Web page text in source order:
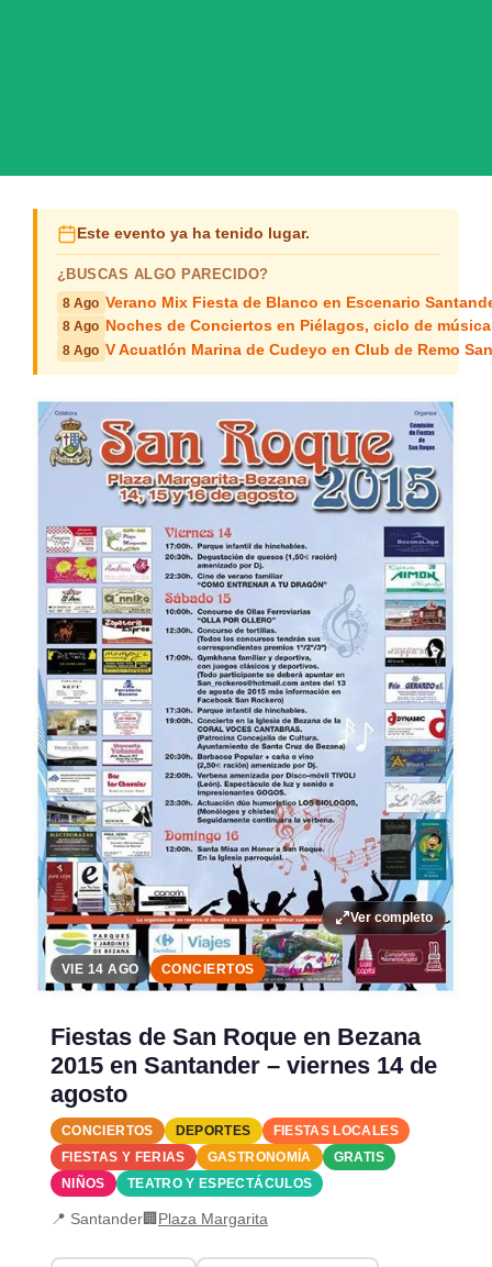
Este evento ya ha tenido lugar.
¿BUSCAS ALGO PARECIDO?
8 Ago Verano Mix Fiesta de Blanco en Escenario
8 Ago Noches de Conciertos en Piélagos, ciclo de
8 Ago V Acuatlón Marina de Cudeyo en Club de Remo
Ver completo
VIE 14 AGO CONCIERTOS
Fiestas de San Roque en Bezana
2015 en Santander – viernes 14 de
agosto
CONCIERTOS DEPORTES
FIESTAS LOCALES
FIESTAS Y FERIAS
GASTRONOMÍA
GRATIS
NIÑOS
TEATRO Y ESPECTÁCULOS
📍 Santander🏢Plaza Margarita